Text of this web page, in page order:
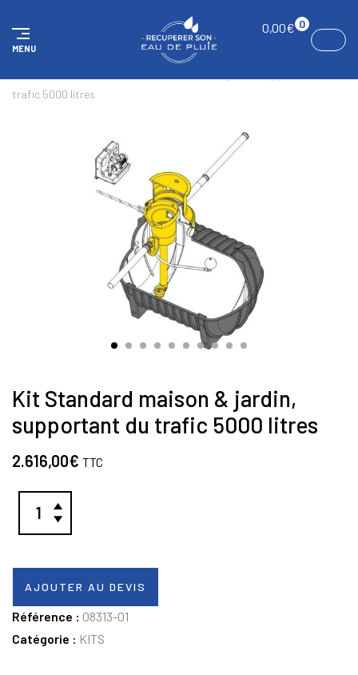
MENU
0,00€ 0
trafic 5000 litres
Kit Standard maison & jardin,
supportant du trafic 5000 litres
2.616,00€ TTC
AJOUTER AU DEVIS
Référence : 08313-01
Catégorie : KITS